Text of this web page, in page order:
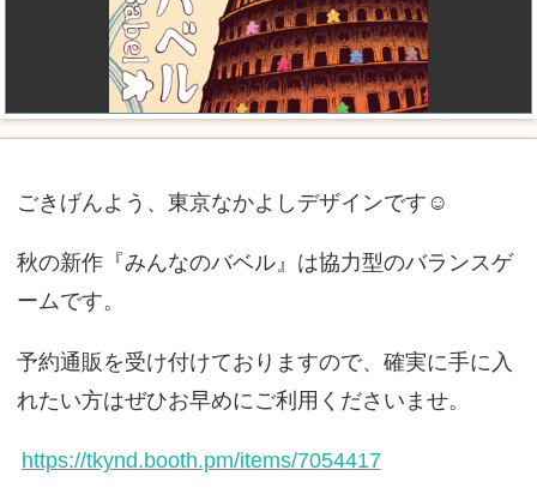
ごきげんよう、東京なかよしデザインです☺
秋の新作『みんなのバベル』は協力型のバランスゲ
ームです。
予約通販を受け付けておりますので、確実に手に入
れたい方はぜひお早めにご利用くださいませ。
https://tkynd.booth.pm/items/7054417